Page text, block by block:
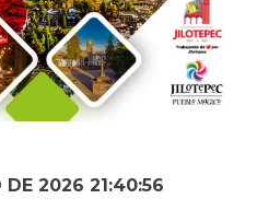
DE 2026 21:40:58